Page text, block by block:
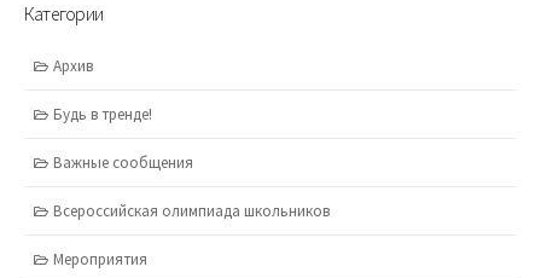
Категории
Архив
Будь в тренде!
Важные сообщения
Всероссийская олимпиада школьников
Мероприятия